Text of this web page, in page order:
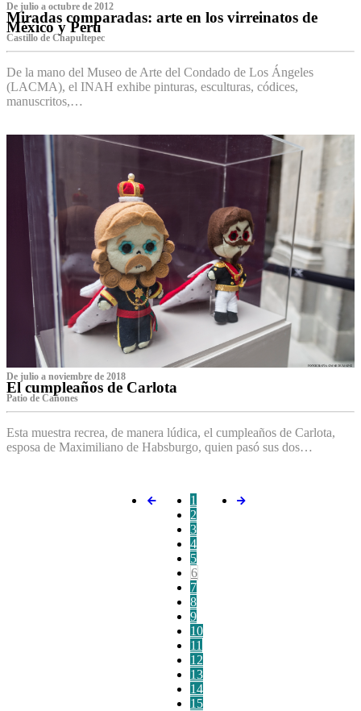
De julio a octubre de 2012
Miradas comparadas: arte en los virreinatos de
México y Perú
Castillo de Chapultepec
De la mano del Museo de Arte del Condado de Los Ángeles
(LACMA), el INAH exhibe pinturas, esculturas, códices,
manuscritos,…
De julio a noviembre de 2018
El cumpleaños de Carlota
Patio de Cañones
Esta muestra recrea, de manera lúdica, el cumpleaños de Carlota,
esposa de Maximiliano de Habsburgo, quien pasó sus dos…
1
2
3
4
5
6
7
8
9
10
11
12
13
14
15